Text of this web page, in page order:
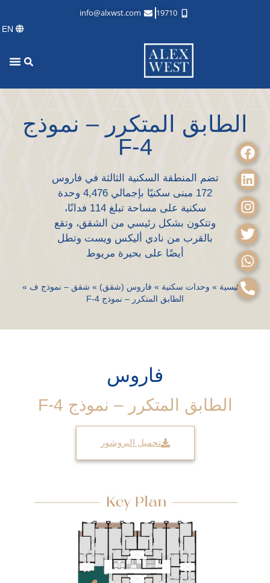
19710
info@alxwst.com
الطابق المتكرر – نموذج
F-4
تضم المنطقة السكنية الثالثة في فاروس
172 مبنى سكنيًا بإجمالي 4,476 وحدة
سكنية على مساحة تبلغ 114 فدانًا،
وتتكون بشكل رئيسي من الشقق، وتقع
بالقرب من نادي أليكس ويست وتطل
أيضًا على بحيرة مريوط
الرئيسية » وحدات سكنية » فاروس (شقق) » شقق – نموذج ف »
الطابق المتكرر – نموذج F-4
فاروس
الطابق المتكرر – نموذج F-4
تحميل البروشور